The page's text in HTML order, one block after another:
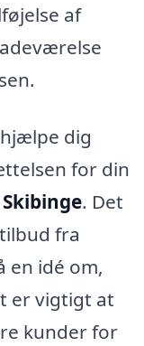
af
dig
for din
. Det
fra
en idé om,
er vigtigt at
kunder for